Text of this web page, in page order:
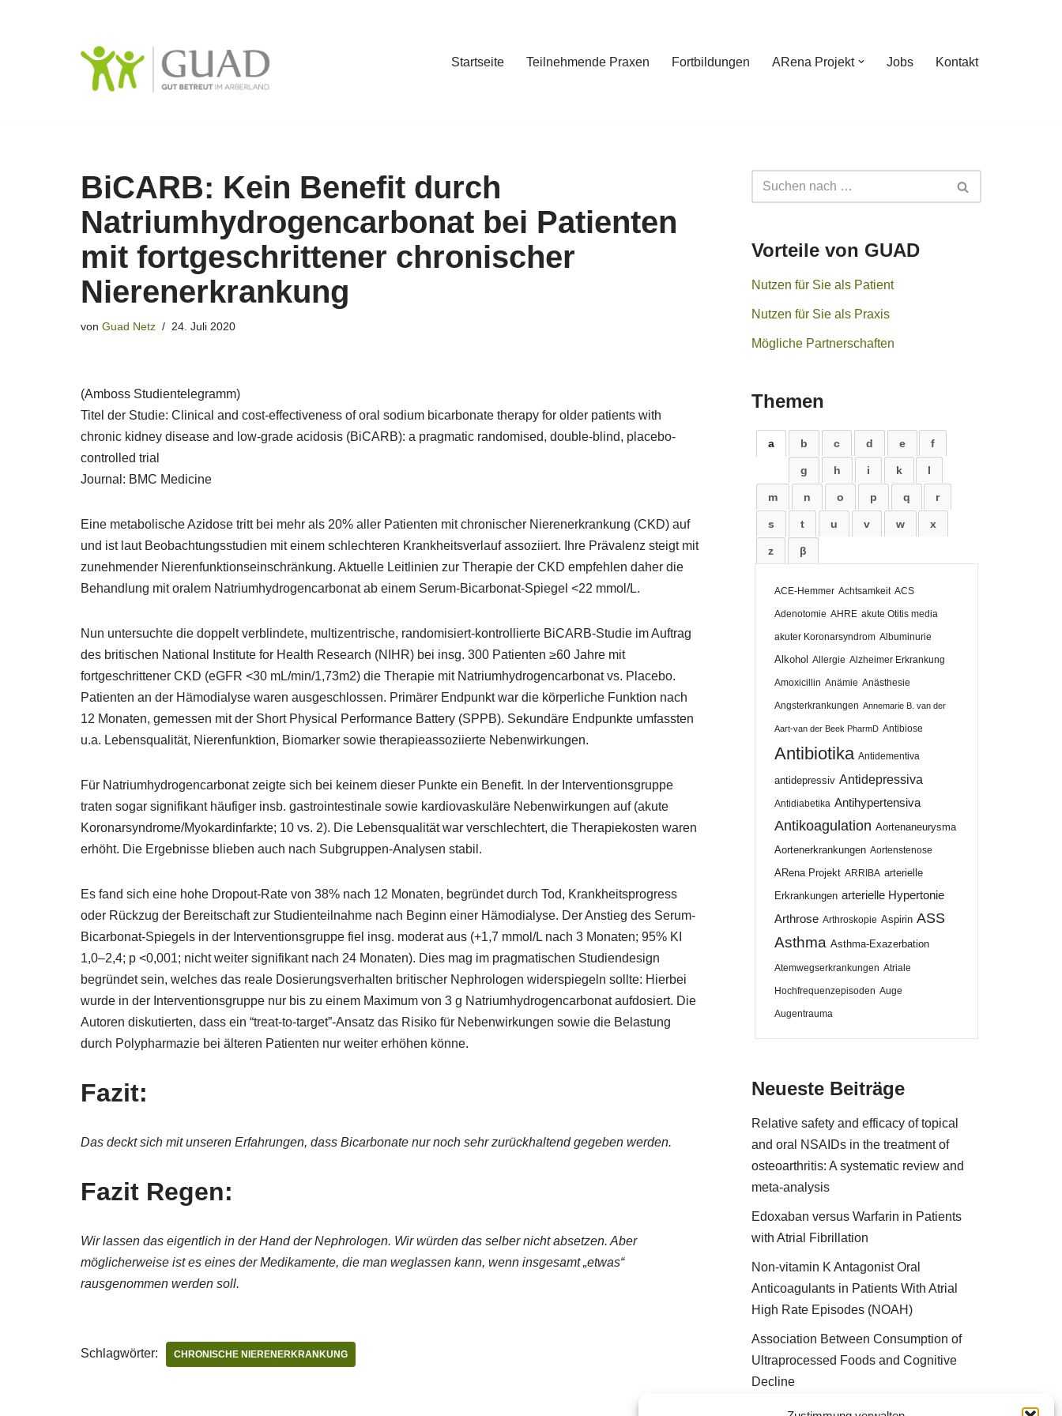
Startseite Teilnehmende Praxen Fortbildungen ARena Projekt Jobs Kontakt
BiCARB: Kein Benefit durch
Natriumhydrogencarbonat bei Patienten
mit fortgeschrittener chronischer
Nierenerkrankung
von Guad Netz 24. Juli 2020
(Amboss Studientelegramm)
Titel der Studie: Clinical and cost-effectiveness of oral sodium bicarbonate therapy for older patients with
chronic kidney disease and low-grade acidosis (BiCARB): a pragmatic randomised, double-blind, placebo-
controlled trial
Journal: BMC Medicine
Eine metabolische Azidose tritt bei mehr als 20% aller Patienten mit chronischer Nierenerkrankung (CKD) auf
und ist laut Beobachtungsstudien mit einem schlechteren Krankheitsverlauf assoziiert. Ihre Prävalenz steigt mit
zunehmender Nierenfunktionseinschränkung. Aktuelle Leitlinien zur Therapie der CKD empfehlen daher die
Behandlung mit oralem Natriumhydrogencarbonat ab einem Serum-Bicarbonat-Spiegel <22 mmol/L.
Nun untersuchte die doppelt verblindete, multizentrische, randomisiert-kontrollierte BiCARB-Studie im Auftrag
des britischen National Institute for Health Research (NIHR) bei insg. 300 Patienten ≥60 Jahre mit
fortgeschrittener CKD (eGFR <30 mL/min/1,73m2) die Therapie mit Natriumhydrogencarbonat vs. Placebo.
Patienten an der Hämodialyse waren ausgeschlossen. Primärer Endpunkt war die körperliche Funktion nach
12 Monaten, gemessen mit der Short Physical Performance Battery (SPPB). Sekundäre Endpunkte umfassten
u.a. Lebensqualität, Nierenfunktion, Biomarker sowie therapieassoziierte Nebenwirkungen.
Für Natriumhydrogencarbonat zeigte sich bei keinem dieser Punkte ein Benefit. In der Interventionsgruppe
traten sogar signifikant häufiger insb. gastrointestinale sowie kardiovaskuläre Nebenwirkungen auf (akute
Koronarsyndrome/Myokardinfarkte; 10 vs. 2). Die Lebensqualität war verschlechtert, die Therapiekosten waren
erhöht. Die Ergebnisse blieben auch nach Subgruppen-Analysen stabil.
Es fand sich eine hohe Dropout-Rate von 38% nach 12 Monaten, begründet durch Tod, Krankheitsprogress
oder Rückzug der Bereitschaft zur Studienteilnahme nach Beginn einer Hämodialyse. Der Anstieg des Serum-
Bicarbonat-Spiegels in der Interventionsgruppe fiel insg. moderat aus (+1,7 mmol/L nach 3 Monaten; 95% KI
1,0‒2,4; p <0,001; nicht weiter signifikant nach 24 Monaten). Dies mag im pragmatischen Studiendesign
begründet sein, welches das reale Dosierungsverhalten britischer Nephrologen widerspiegeln sollte: Hierbei
wurde in der Interventionsgruppe nur bis zu einem Maximum von 3 g Natriumhydrogencarbonat aufdosiert. Die
Autoren diskutierten, dass ein “treat-to-target”-Ansatz das Risiko für Nebenwirkungen sowie die Belastung
durch Polypharmazie bei älteren Patienten nur weiter erhöhen könne.
Fazit:
Das deckt sich mit unseren Erfahrungen, dass Bicarbonate nur noch sehr zurückhaltend gegeben werden.
Fazit Regen:
Wir lassen das eigentlich in der Hand der Nephrologen. Wir würden das selber nicht absetzen. Aber
möglicherweise ist es eines der Medikamente, die man weglassen kann, wenn insgesamt „etwas“
rausgenommen werden soll.
Schlagwörter: CHRONISCHE NIERENERKRANKUNG
Vorteile von GUAD
Nutzen für Sie als Patient
Nutzen für Sie als Praxis
Mögliche Partnerschaften
Themen
a b c d e f
g h i k l
m n o p q r
s t u v w x
z β
ACE-Hemmer Achtsamkeit ACS
Adenotomie AHRE akute Otitis media
akuter Koronarsyndrom Albuminurie
Alkohol Allergie Alzheimer Erkrankung
Amoxicillin Anämie Anästhesie
Angsterkrankungen Annemarie B. van der
Aart-van der Beek PharmD Antibiose
Antibiotika Antidementiva
antidepressiv Antidepressiva
Antidiabetika Antihypertensiva
Antikoagulation Aortenaneurysma
Aortenerkrankungen Aortenstenose
ARena Projekt ARRIBA arterielle
Erkrankungen arterielle Hypertonie
Arthrose Arthroskopie Aspirin ASS
Asthma Asthma-Exazerbation
Atemwegserkrankungen Atriale
Hochfrequenzepisoden Auge
Augentrauma
Neueste Beiträge
Relative safety and efficacy of topical
and oral NSAIDs in the treatment of
osteoarthritis: A systematic review and
meta-analysis
Edoxaban versus Warfarin in Patients
with Atrial Fibrillation
Non-vitamin K Antagonist Oral
Anticoagulants in Patients With Atrial
High Rate Episodes (NOAH)
Association Between Consumption of
Ultraprocessed Foods and Cognitive
Decline
Bessere Behandlung durch „Peer effect“